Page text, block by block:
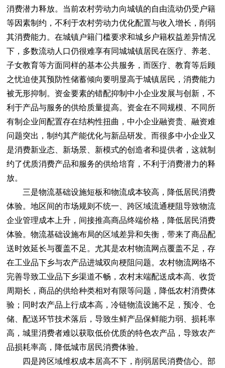
消费潜力释放。当前农村劳动力向城镇的自由流动仍受户籍
等因素制约，不利于农村劳动力优化配置与收入增长，削弱
其消费能力。在城镇户籍门槛要求和城乡户籍权益差异情况
下，多数流动人口仍很难享有同城城镇居民在医疗、养老、
子女教育等方面同样的基本公共服务，而医疗、教育等后顾
之忧迫使其预防性储蓄倾向要明显高于城镇居民，消费能力
被无形抑制。资金要素的错配抑制中小企业发展与创新，不
利于产品与服务的供给质量提高。资金在不同规模、不同所
有制企业间配置存在结构性扭曲，中小企业融资贵、融资难
问题突出，制约其产能优化与新品研发。而很多中小企业又
是消费新业态、新场景、新模式的创造者和提供者，这就制
约了优质消费产品和服务的供给培育，不利于消费潜力的释
放。
三是物流基础设施短板和物流成本较高，降低居民消费
体验。地区间的市场规则不统一、跨区域流通梗阻导致物流
企业管理成本上升，间接推高商品终端价格，降低居民消费
体验。物流基础设施布局的区域差异和失衡，带来了商品配
送时效延长与覆盖不足。尤其是农村物流网点覆盖不足，存
在工业品下乡与农产品进城双向梗阻问题。农村物流网络不
完善导致工业品下乡渠道不畅，农村末端配送成本高、收货
周期长，商品的供给种类相对有限等问题，降低农村消费体
验；同时农产品上行成本高，冷链物流设施不足，预冷、仓
储、配送环节技术落后，导致生鲜产品保鲜能力弱、损耗率
高，城里消费者难以获取低价优质的特色农产品，导致农产
品损耗率高，降低城市居民消费体验。
四是跨区域维权成本居高不下，削弱居民消费信心。部